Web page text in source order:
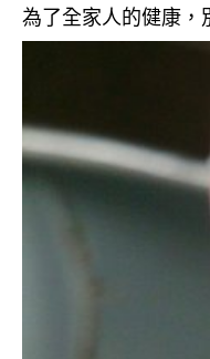
為了全家人的健康，